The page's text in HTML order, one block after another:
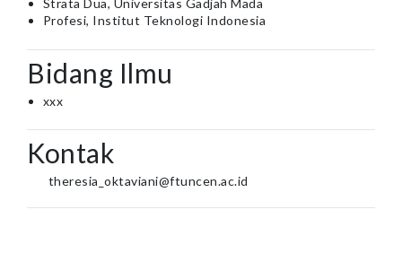
Strata Dua, Universitas Gadjah Mada
Profesi, Institut Teknologi Indonesia
Bidang Ilmu
xxx
Kontak
theresia_oktaviani@ftuncen.ac.id